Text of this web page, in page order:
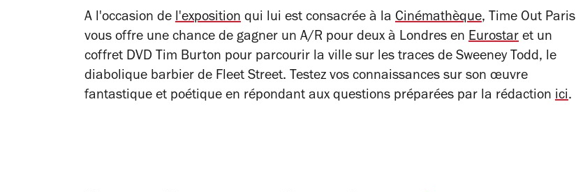
A l'occasion de l'exposition qui lui est consacrée à la Cinémathèque, Time Out Paris
vous offre une chance de gagner un A/R pour deux à Londres en Eurostar et un
coffret DVD Tim Burton pour parcourir la ville sur les traces de Sweeney Todd, le
diabolique barbier de Fleet Street. Testez vos connaissances sur son œuvre
fantastique et poétique en répondant aux questions préparées par la rédaction ici.